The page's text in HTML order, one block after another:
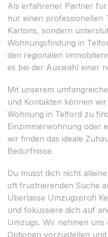
Als erfahrener Partner
nur einen professionellen
Kartons, sondern
Wohnungsfindung in
den regionalen
es bei der Auswahl einer
Mit unserem
und Kontakten können
Wohnung in Telford zu
Einzimmerwohnung oder
wir finden das ideale
Bedürfnisse.
Du musst dich nicht
oft frustrierenden Suche
Überlasse Umzugsprofi
und fokussiere dich auf
Umzugs. Wir nehmen uns
Optionen vorzustellen